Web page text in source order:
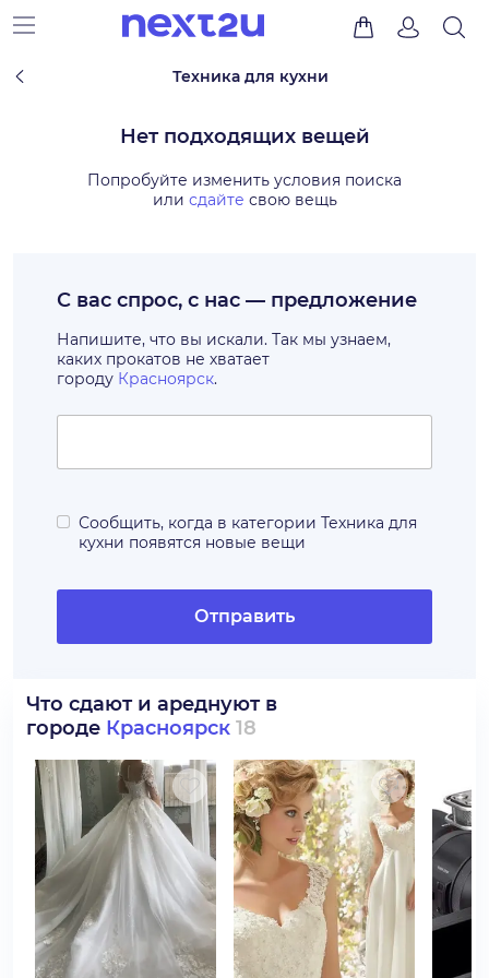
Техника для кухни
Нет подходящих вещей
Попробуйте изменить условия поиска
или сдайте свою вещь
С вас спрос, с нас — предложение
Напишите, что вы искали. Так мы узнаем,
каких прокатов не хватает
городу Красноярск.
Сообщить, когда в категории Техника для
кухни появятся новые вещи
Отправить
Что сдают и ареднуют в
городе Красноярск 18